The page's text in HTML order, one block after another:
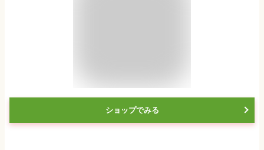
ショップでみる